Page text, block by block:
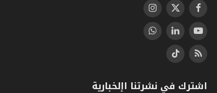
فيسبوكX
(Twitter)
الانستغرام
يوتيوب لينكدإنواتساب
RSS
تيكتوك
اشترك في نشرتنا اإلخبارية